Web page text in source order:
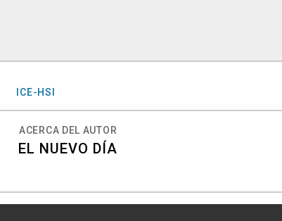
ICE-HSI
ACERCA DEL AUTOR
EL NUEVO DÍA